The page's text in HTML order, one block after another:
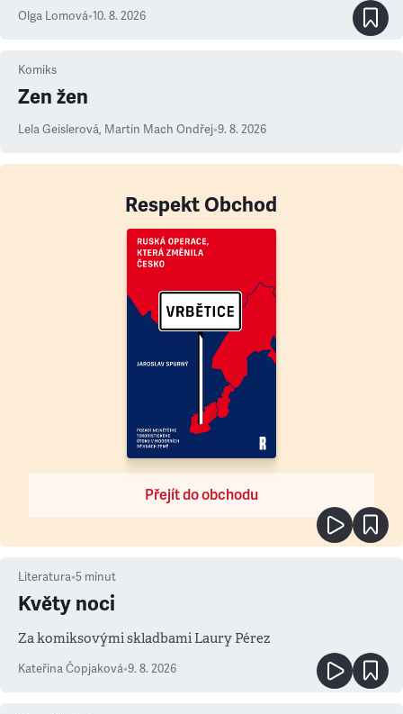
Olga Lomová•10. 8. 2026
Komiks
Zen žen
Lela Geislerová, Martin Mach Ondřej•9. 8. 2026
Respekt Obchod
Přejít do obchodu
Literatura•5 minut
Květy noci
Za komiksovými skladbami Laury Pérez
Kateřina Čopjaková•9. 8. 2026